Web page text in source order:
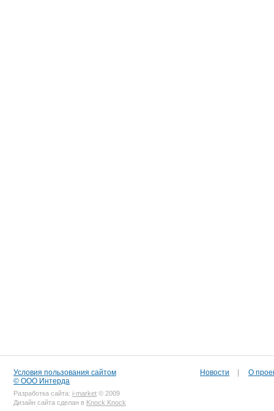
Условия пользования сайтом
© ООО Интерда
Разработка сайта: i-market © 2009
Дизайн сайта сделан в Knock Knock
Новости О